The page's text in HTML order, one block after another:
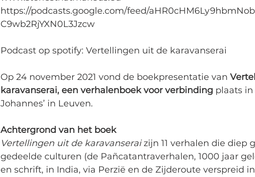
https://podcasts.google.com/feed/
C9wb2RjYXN0L3Jzcw
Podcast op spotify: Vertellingen uit de karavanserai
Op 24 november 2021 vond de boekpresentatie van
karavanserai, een verhalenboek voor verbinding plaats in
Johannes’ in Leuven.
Achtergrond van het boek
Vertellingen uit de karavanserai zijn 11 verhalen die diep
gedeelde culturen (de Pañcatantraverhalen, 1000 jaar
en schrift, in India, via Perzië en de Zijderoute verspreid